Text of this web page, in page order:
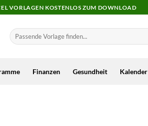
VORLAGEN KOSTENLOS ZUM DOWNLOAD
Finanzen Gesundheit Kalender